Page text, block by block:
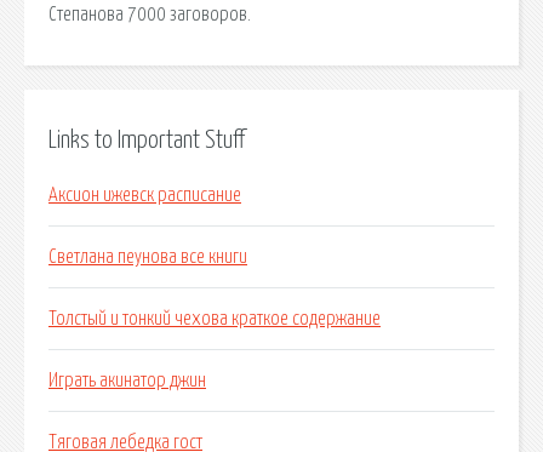
Степанова 7000 заговоров.
Links to Important Stuff
Аксион ижевск расписание
Светлана пеунова все книги
Толстый и тонкий чехова краткое содержание
Играть акинатор джин
Тяговая лебедка гост